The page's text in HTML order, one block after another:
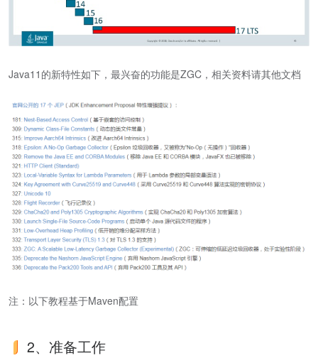
Java11的新特性如下，最兴奋的功能是ZGC，相关资料请其他文档
注：以下教程基于Maven配置
2、准备工作